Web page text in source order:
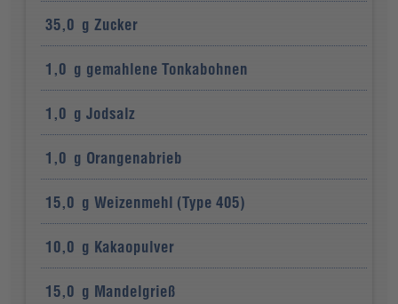
35,0 g Zucker
1,0 g gemahlene Tonkabohnen
1,0 g Jodsalz
1,0 g Orangenabrieb
15,0 g Weizenmehl (Type 405)
10,0 g Kakaopulver
15,0 g Mandelgrieß